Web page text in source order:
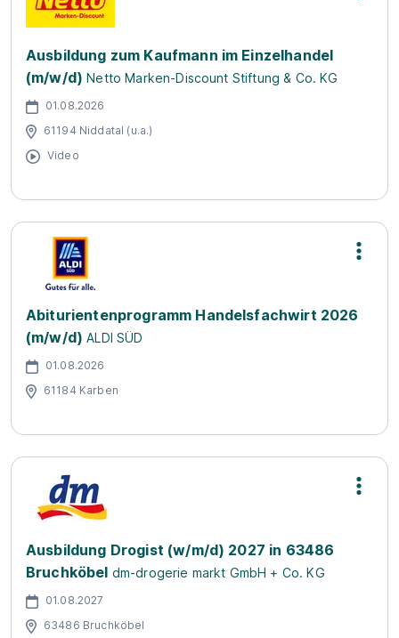
Ausbildung zum Kaufmann im Einzelhandel
(m/w/d) Netto Marken-Discount Stiftung & Co. KG
01.08.2026
61194 Niddatal (u.a.)
Video
Abiturientenprogramm Handelsfachwirt 2026
(m/w/d) ALDI SÜD
01.08.2026
61184 Karben
Ausbildung Drogist (w/m/d) 2027 in 63486
Bruchköbel dm-drogerie markt GmbH + Co. KG
01.08.2027
63486 Bruchköbel